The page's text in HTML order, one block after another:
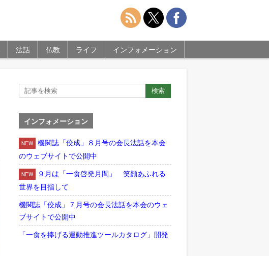
法話 仏教 ライフ インフォメーション
インフォメーション
NEW
機関誌「佼成」８月号の会長法話を本会
のウェブサイトで公開中
NEW
９月は「一食啓発月間」 笑顔あふれる
世界を目指して
機関誌「佼成」７月号の会長法話を本会のウェ
ブサイトで公開中
「一食を捧げる運動推進ツールカタログ」開発